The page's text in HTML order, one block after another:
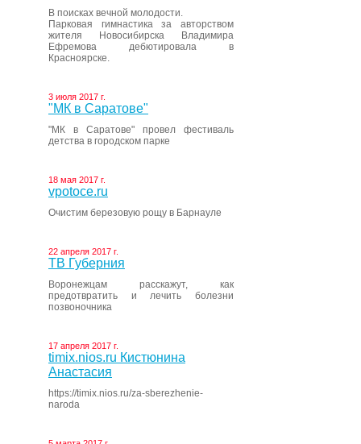
В поисках вечной молодости.
Парковая гимнастика за авторством
жителя Новосибирска Владимира
Ефремова дебютировала в
Красноярске.
3 июля 2017 г.
"МК в Саратове"
"МК в Саратове" провел фестиваль
детства в городском парке
18 мая 2017 г.
vpotoce.ru
Очистим березовую рощу в Барнауле
22 апреля 2017 г.
ТВ Губерния
Воронежцам расскажут, как
предотвратить и лечить болезни
позвоночника
17 апреля 2017 г.
timix.nios.ru Кистюнина
Анастасия
https://timix.nios.ru/za-sberezhenie-
naroda